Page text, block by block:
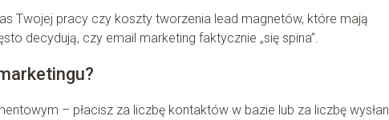
Twojej pracy czy koszty tworzenia lead magnetów, które mają
decydują, czy email marketing faktycznie „się spina”.
– płacisz za liczbę kontaktów w bazie lub za liczbę